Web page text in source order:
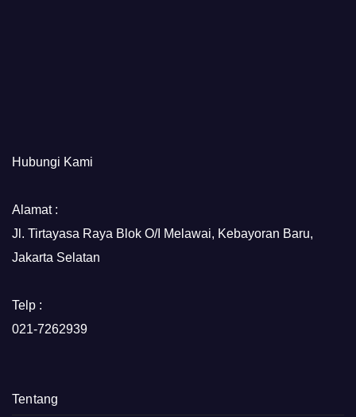
Hubungi Kami
Alamat :
Jl. Tirtayasa Raya Blok O/I Melawai, Kebayoran Baru,
Jakarta Selatan
Telp :
021-7262939
Tentang